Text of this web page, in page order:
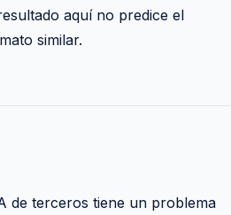
aquí no predice el
similar.
de terceros tiene un problema